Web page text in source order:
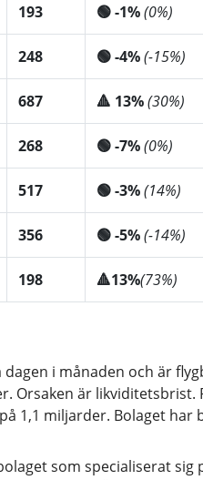
193 🟢 -1%(0%)
248 🟢 -4%(-15%)
687 🔺 13%(30%)
268 🟢 -7%(0%)
517 🟢 -3%(14%)
356 🟢 -5%(-14%)
198 🔺13%(73%)
i månaden och är
Orsaken är likviditetsbrist.
1,1 miljarder. Bolaget har
som specialiserat sig